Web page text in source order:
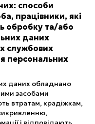
способи
працівники, які
обробку та/або
даних
службових
персональних
даних обладнано
засобами
втратам, крадіжкам,